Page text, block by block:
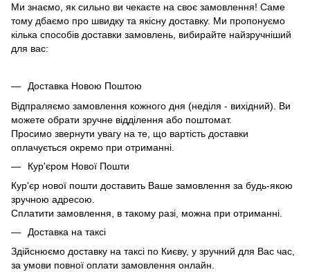
Ми знаємо, як сильно ви чекаєте на своє замовлення! Саме
тому дбаємо про швидку та якісну доставку. Ми пропонуємо
кілька способів доставки замовлень, вибирайте найзручніший
для вас:
Доставка Новою Поштою
Відпраляємо замовлення кожного дня (неділя - вихідний). Ви
можете обрати зручне відділення або поштомат.
Просимо звернути увагу на те, що вартість доставки
оплачується окремо при отриманні.
Кур'єром Нової Пошти
Кур'єр нової пошти доставить Ваше замовлення за будь-якою
зручною адресою.
Сплатити замовлення, в такому разі, можна при отриманні.
Доставка на таксі
Здійснюємо доставку на таксі по Києву, у зручний для Вас час,
за умови повної оплати замовлення онлайн.